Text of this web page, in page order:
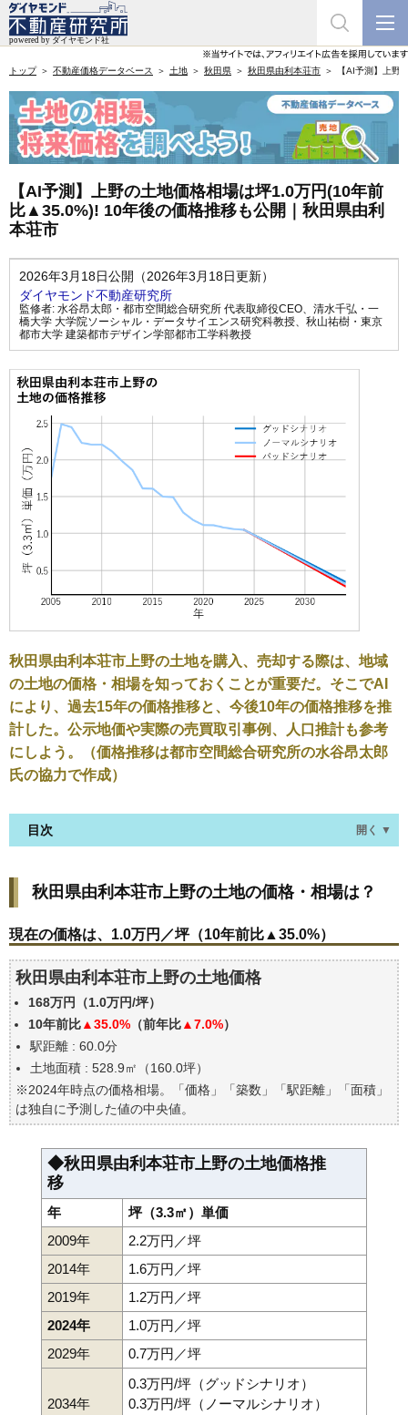
トップ 不動産価格データベース 土地 秋田県 秋田県由利本荘市 【AI予測】上
【AI予測】上野の土地価格相場は坪1.0万円(10年前
比▲35.0%)! 10年後の価格推移も公開｜秋田県由利
本荘市
2026年3月18日公開（2026年3月18日更新）
ダイヤモンド不動産研究所
監修者: 水谷昂太郎・都市空間総合研究所 代表取締役CEO、 清水千弘・一
橋大学 大学院ソーシャル・データサイエンス研究科教授、 秋山祐樹・東京
都市大学 建築都市デザイン学部都市工学科教授
秋田県由利本荘市上野の土地を購入、売却する際は、地域
の土地の価格・相場を知っておくことが重要だ。そこでAI
により、過去15年の価格推移と、今後10年の価格推移を推
計した。公示地価や実際の売買取引事例、人口推計も参考
にしよう。（価格推移は都市空間総合研究所の水谷昂太郎
氏の協力で作成）
目次 開く ▼
現在の価格は、1.0万円／坪（10年前比▲35.0%）
価格を詳細に分析しよう
秋田県由利本荘市上野の土地の過去の売買事例
公示地価はいくら
エリアの将来性を人口予想から検討しよう
自分の年収でいくらの不動産が買える？
秋田県由利本荘市上野の土地の価格・相場は？
現在の価格は、1.0万円／坪（10年前比▲35.0%）
秋田県由利本荘市上野の土地価格
168万円（1.0万円/坪）
10年前比▲35.0% （前年比▲7.0%）
駅距離 : 60.0分
土地面積 : 528.9㎡（160.0坪）
※2024年時点の価格相場。「価格」「築数」「駅距離」「面積」
は独自に予測した値の中央値。
◆秋田県由利本荘市上野の土地価格推
移
年
坪（3.3㎡）単価
2009年
2.2万円／坪
2014年
1.6万円／坪
2019年
1.2万円／坪
2024年
1.0万円／坪
2029年
0.7万円／坪
2034年
0.3万円/坪（グッドシナリオ）
0.3万円/坪（ノーマルシナリオ）